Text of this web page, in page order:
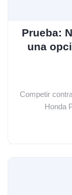
Prueba:
una
Competir
Honda